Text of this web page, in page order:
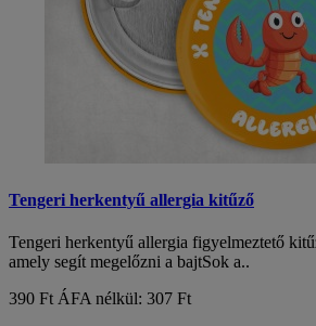
Tengeri herkentyű allergia kitűző
Tengeri herkentyű allergia figyelmeztető
amely segít megelőzni a bajtSok a..
390 Ft ÁFA nélkül: 307 Ft